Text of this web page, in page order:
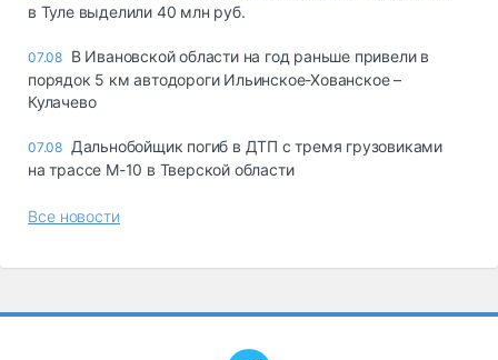
в Туле выделили 40 млн руб.
07.08 В Ивановской области на год раньше привели в
порядок 5 км автодороги Ильинское-Хованское –
Кулачево
07.08 Дальнобойщик погиб в ДТП с тремя грузовиками
на трассе М-10 в Тверской области
Все новости